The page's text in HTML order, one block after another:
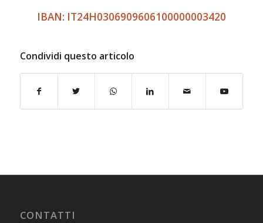
IBAN: IT24H0306909606100000003420
Condividi questo articolo
CONTATTI